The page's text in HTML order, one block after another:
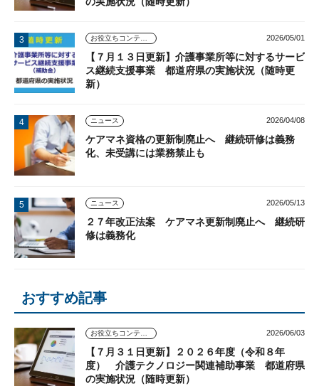
お役立ちコンテンツ 2026/05/01
【７月１３日更新】介護事業所等に対するサービ
ス継続支援事業 都道府県の実施状況（随時更
新）
ニュース 2026/04/08
ケアマネ資格の更新制廃止へ 継続研修は義務
化、未受講には業務禁止も
ニュース 2026/05/13
２７年改正法案 ケアマネ更新制廃止へ 継続研
修は義務化
おすすめ記事
お役立ちコンテンツ 2026/06/03
【７月３１日更新】２０２６年度（令和８年
度） 介護テクノロジー関連補助事業 都道府県
の実施状況（随時更新）